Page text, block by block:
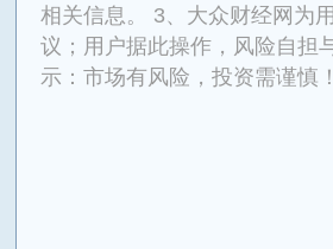
相关信息。 3、大众财经网为
议；用户据此操作，风险自担
示：市场有风险，投资需谨慎！